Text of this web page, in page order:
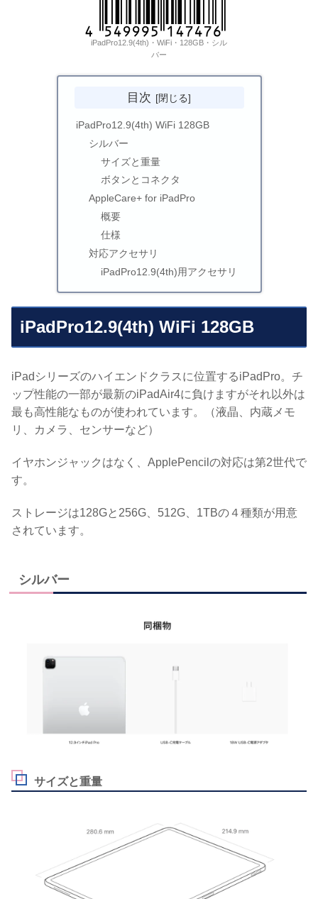
iPadPro12.9(4th)・WiFi・128GB・シル
バー
目次
iPadPro12.9(4th) WiFi 128GB
シルバー
サイズと重量
ボタンとコネクタ
AppleCare+ for iPadPro
概要
仕様
対応アクセサリ
iPadPro12.9(4th)用アクセサリ
iPadPro12.9(4th) WiFi 128GB
iPadシリーズのハイエンドクラスに位置するiPadPro。チ
ップ性能の一部が最新のiPadAir4に負けますがそれ以外は
最も高性能なものが使われています。（液晶、内蔵メモ
リ、カメラ、センサーなど）
イヤホンジャックはなく、ApplePencilの対応は第2世代で
す。
ストレージは128Gと256G、512G、1TBの４種類が用意
されています。
シルバー
サイズと重量